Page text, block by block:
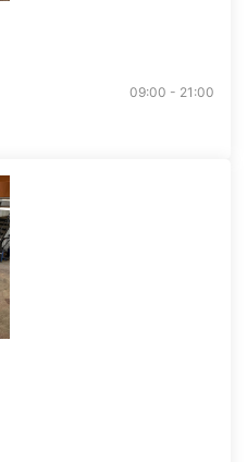
09:00 - 21:00